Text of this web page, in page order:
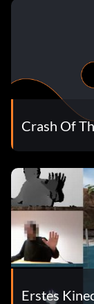
Crash Of
Erstes